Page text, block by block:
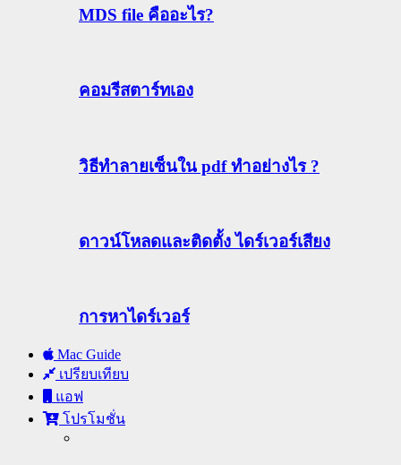
MDS file คืออะไร?
คอมรีสตาร์ทเอง
วิธีทําลายเซ็นใน pdf ทำอย่างไร ?
ดาวน์โหลดและติดตั้ง ไดร์เวอร์เสียง
การหาไดร์เวอร์
Mac Guide
เปรียบเทียบ
แอฟ
โปรโมชั่น